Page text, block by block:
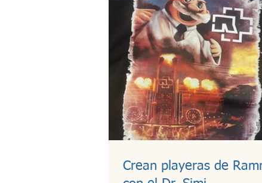
Crean playeras de